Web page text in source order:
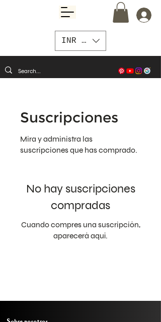
INR (₹)
Suscripciones
Mira y administra las
suscripciones que has comprado.
No hay suscripciones
compradas
Cuando compres una suscripción,
aparecerá aquí.